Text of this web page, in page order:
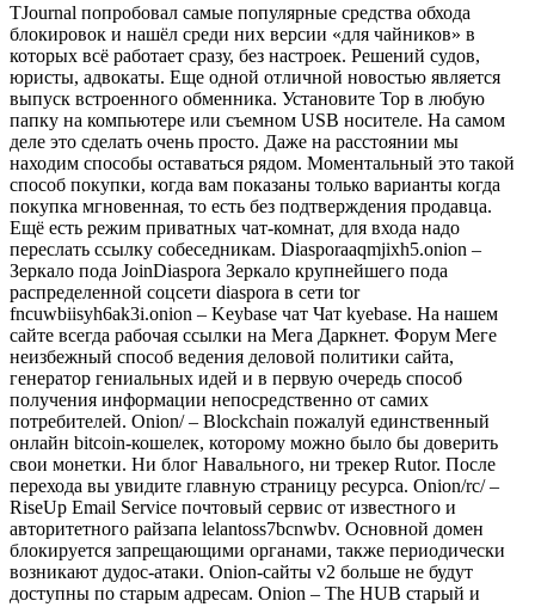
TJournal попробовал самые популярные средства обхода
блокировок и нашёл среди них версии «для чайников» в
которых всё работает сразу, без настроек. Решений судов,
юристы, адвокаты. Еще одной отличной новостью является
выпуск встроенного обменника. Установите Тор в любую
папку на компьютере или съемном USB носителе. На самом
деле это сделать очень просто. Даже на расстоянии мы
находим способы оставаться рядом. Моментальный это такой
способ покупки, когда вам показаны только варианты когда
покупка мгновенная, то есть без подтверждения продавца.
Ещё есть режим приватных чат-комнат, для входа надо
переслать ссылку собеседникам. Diasporaaqmjixh5.onion –
Зеркало пода JoinDiaspora Зеркало крупнейшего пода
распределенной соцсети diaspora в сети tor
fncuwbiisyh6ak3i.onion – Keybase чат Чат kyebase. На нашем
сайте всегда рабочая ссылки на Мега Даркнет. Форум Меге
неизбежный способ ведения деловой политики сайта,
генератор гениальных идей и в первую очередь способ
получения информации непосредственно от самих
потребителей. Onion/ – Blockchain пожалуй единственный
онлайн bitcoin-кошелек, которому можно было бы доверить
свои монетки. Ни блог Навального, ни трекер Rutor. После
перехода вы увидите главную страницу ресурса. Onion/rc/ –
RiseUp Email Service почтовый сервис от известного и
авторитетного райзапа lelantoss7bcnwbv. Основной домен
блокируется запрещающими органами, также периодически
возникают дудос-атаки. Onion-сайты v2 больше не будут
доступны по старым адресам. Onion – The HUB старый и